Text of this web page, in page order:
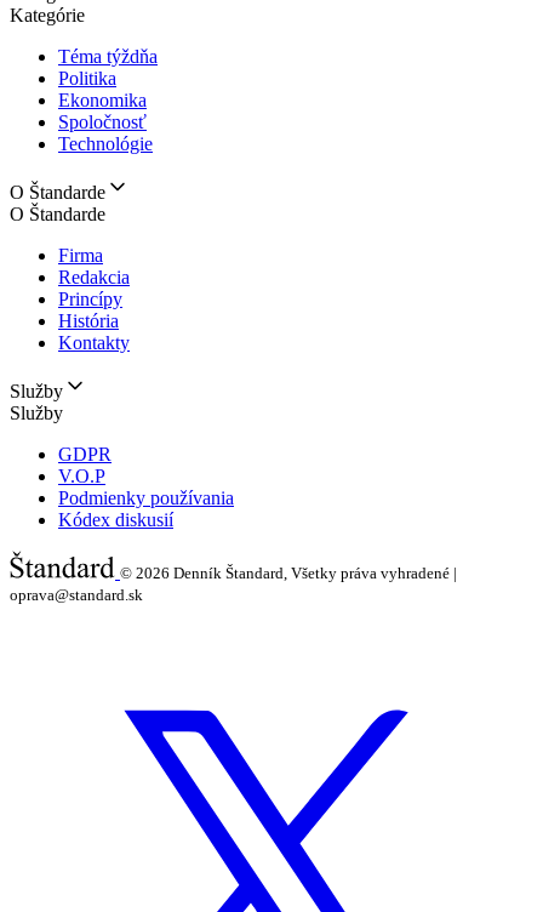
Kategórie
Téma týždňa
Politika
Ekonomika
Spoločnosť
Technológie
O Štandarde
O Štandarde
Firma
Redakcia
Princípy
História
Kontakty
Služby
Služby
GDPR
V.O.P
Podmienky používania
Kódex diskusií
© 2026 Denník Štandard, Všetky práva vyhradené |
oprava@standard.sk